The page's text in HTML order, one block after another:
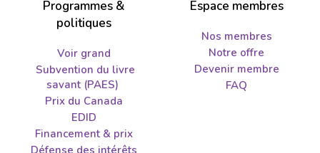
Programmes &
politiques
Voir grand
Subvention du livre
savant (PAES)
Prix du Canada
EDID
Financement & prix
Défense des intérêts
Espace membres
Nos membres
Notre offre
Devenir membre
FAQ